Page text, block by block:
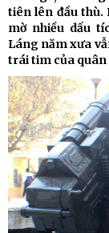
tiên lên đầu thù.
mờ nhiều dấu
Láng năm xưa
trái tim của quân